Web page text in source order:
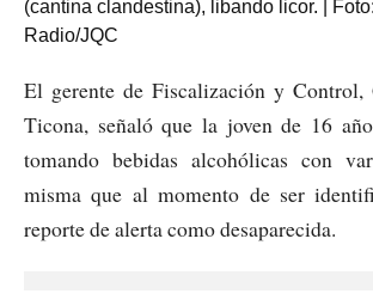
(cantina clandestina), libando licor. |
Radio/JQC
El gerente de Fiscalización y Control,
Ticona, señaló que la joven de 16
tomando bebidas alcohólicas con
misma que al momento de ser
reporte de alerta como desaparecida.